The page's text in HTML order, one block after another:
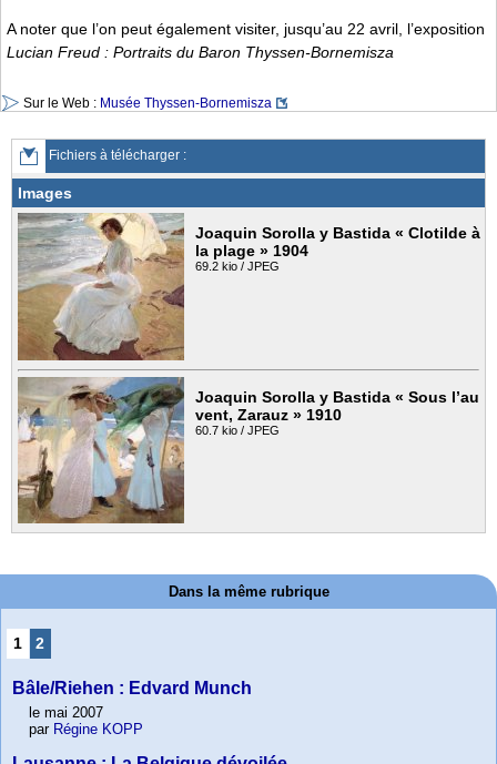
A noter que l’on peut également visiter, jusqu’au 22 avril, l’exposition
Lucian Freud : Portraits du Baron Thyssen-Bornemisza
Sur le Web : Musée Thyssen-Bornemisza
Fichiers à télécharger :
Images
Joaquin Sorolla y Bastida « Clotilde à
la plage » 1904
69.2 kio / JPEG
Joaquin Sorolla y Bastida « Sous l’au
vent, Zarauz » 1910
60.7 kio / JPEG
Dans la même rubrique
1 2
Bâle/Riehen : Edvard Munch
le mai 2007
par Régine KOPP